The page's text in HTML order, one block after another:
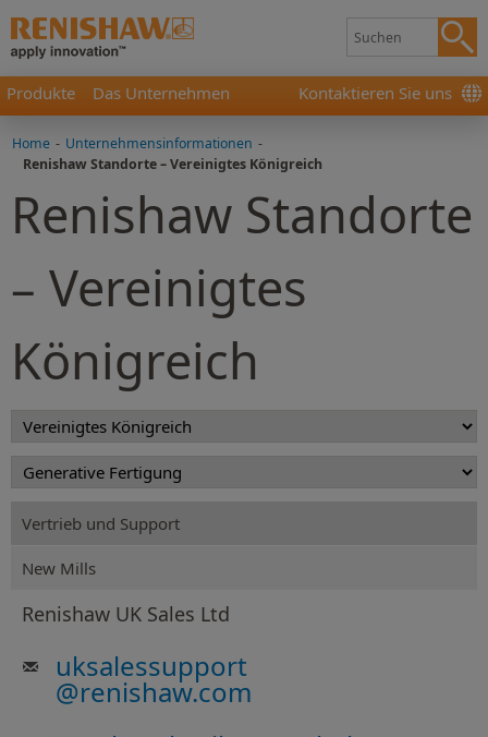
Produkte Das Unternehmen Kontaktieren Sie uns
Home - Unternehmensinformationen -
Renishaw Standorte – Vereinigtes Königreich
Renishaw Standorte
– Vereinigtes
Königreich
Vertrieb und Support
New Mills
Renishaw UK Sales Ltd
uksalessupport
@renishaw.com